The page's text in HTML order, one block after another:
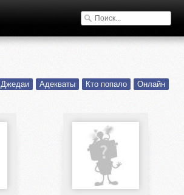
Джедаи Адекваты Кто попало Онлайн